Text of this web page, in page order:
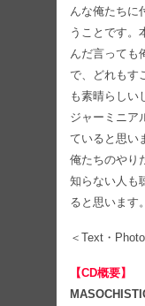
んな俺たちに
うことです。
んだ言っても
で、どれもす
も素晴らしい
ジャーミニア
ていると思い
俺たちのやり
知らない人も
ると思います
＜Text・
【CD概要】